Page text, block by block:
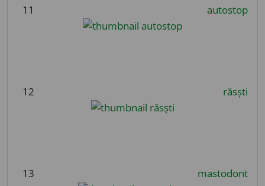
11 autostop
12 răsști
13 mastodont